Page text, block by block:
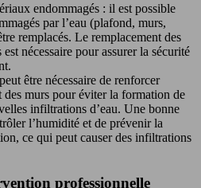
endommagés : il est possible
par l’eau (plafond, murs,
remplacés. Le remplacement des
nécessaire pour assurer la sécurité
être nécessaire de renforcer
murs pour éviter la formation de
infiltrations d’eau. Une bonne
l’humidité et de prévenir la
ce qui peut causer des infiltrations
professionnelle